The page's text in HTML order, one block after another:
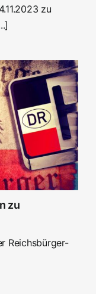
zu
zu
Reichsbürger-